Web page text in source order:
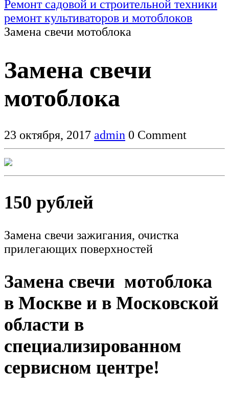
Ремонт садовой и строительной техники
ремонт культиваторов и мотоблоков
Замена свечи мотоблока
Замена свечи
мотоблока
23 октября, 2017 admin 0 Comment
150 рублей
Замена свечи зажигания, очистка
прилегающих поверхностей
Замена свечи мотоблока
в Москве и в Московской
области в
специализированном
сервисном центре!